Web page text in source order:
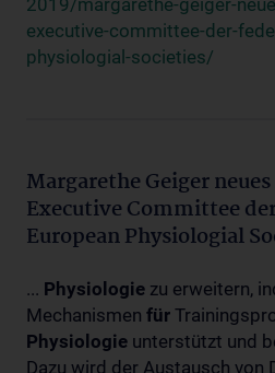
2019/margarethe-geiger-
executive-committee-der-
physiologial-societies/
Margarethe Geiger
Executive Committee
European Physiologial
... Physiologie zu erweitern,
Mechanismen für
Physiologie unterstützt und
Dazu wird der Austausch von